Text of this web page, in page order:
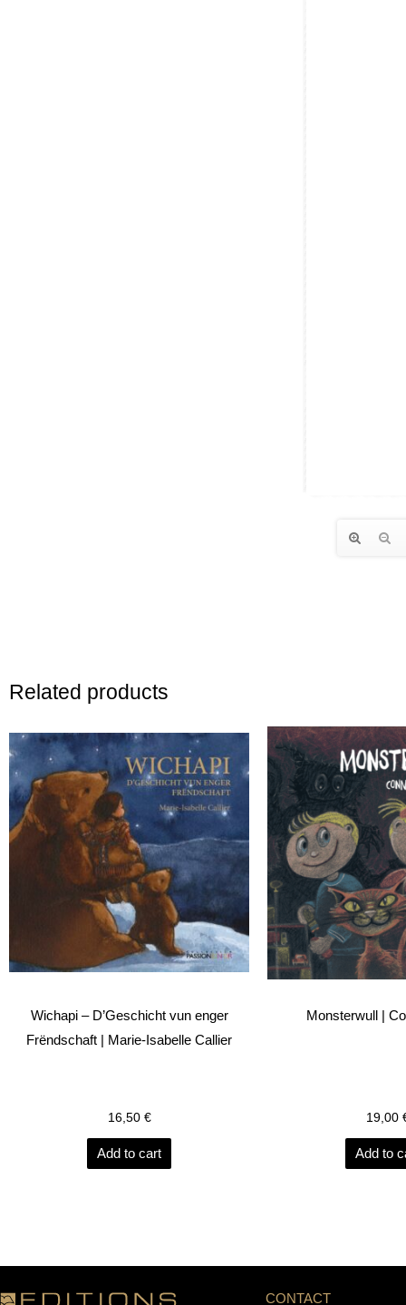
Related products
Wichapi – D’Geschicht vun enger
Frëndschaft | Marie-Isabelle Callier
16,50 €
Add to cart
Monsterwull |
19,00
Add to
CONTACT